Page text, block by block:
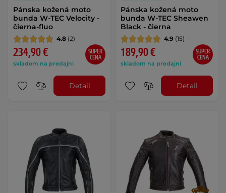
Pánska kožená moto
bunda W-TEC Velocity -
čierna-fluo
4.8 (2)
234,90 €
skladom na predajni
SUPER
CENA
Detail
Pánska kožená moto
bunda W-TEC Sheawen
Black - čierna
4.9 (15)
189,90 €
skladom na predajni
SUPER
CENA
Detail